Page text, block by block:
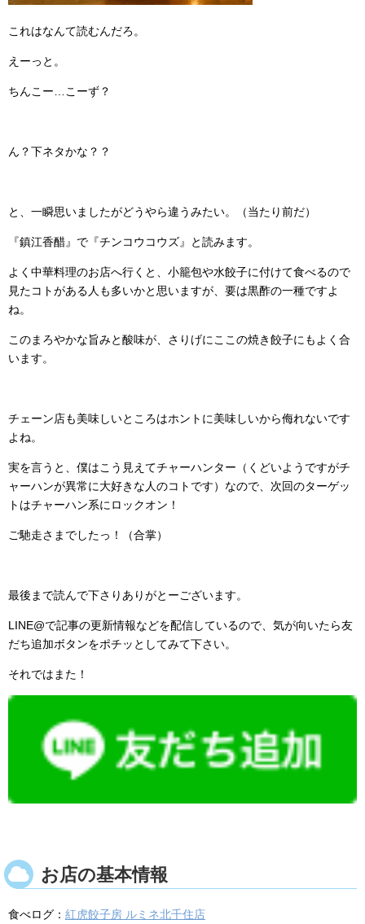
これはなんて読むんだろ。
えーっと。
ちんこー…こーず？
ん？下ネタかな？？
と、一瞬思いましたがどうやら違うみたい。（当たり前だ）
『鎮江香醋』で『チンコウコウズ』と読みます。
よく中華料理のお店へ行くと、小籠包や水餃子に付けて食べるので
見たコトがある人も多いかと思いますが、要は黒酢の一種ですよ
ね。
このまろやかな旨みと酸味が、さりげにここの焼き餃子にもよく合
います。
チェーン店も美味しいところはホントに美味しいから侮れないです
よね。
実を言うと、僕はこう見えてチャーハンター（くどいようですがチ
ャーハンが異常に大好きな人のコトです）なので、次回のターゲッ
トはチャーハン系にロックオン！
ご馳走さまでしたっ！（合掌）
最後まで読んで下さりありがとーございます。
LINE@で記事の更新情報などを配信しているので、気が向いたら友
だち追加ボタンをポチッとしてみて下さい。
それではまた！
お店の基本情報
食べログ： 紅虎餃子房 ルミネ北千住店